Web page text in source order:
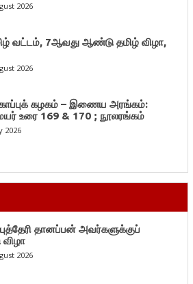
2026
வட்டம், 7ஆவது ஆண்டு தமிழ் விழா,
2026
கழகம் – இணைய அரங்கம்:
உரை 169 & 170 ; நூலரங்கம்
2026
தானப்பன் அவர்களுக்குப்
விழா
2026